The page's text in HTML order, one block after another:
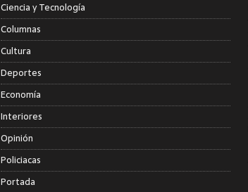
Ciencia y Tecnología
Columnas
Cultura
Deportes
Economía
Interiores
Opinión
Policiacas
Portada